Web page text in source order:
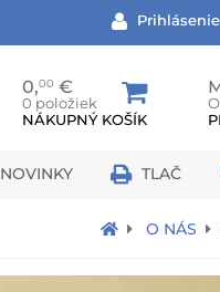
Prihlásenie
0,00 €
0 položiek
NÁKUPNÝ KOŠÍK
NOVINKY TLAČ
O NÁS